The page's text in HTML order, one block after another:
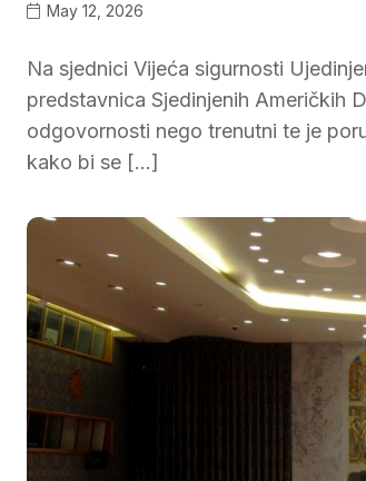
May 12, 2026
Na sjednici Vijeća sigurnosti
predstavnica Sjedinjenih Američkih
odgovornosti nego trenutni te je
kako bi se […]